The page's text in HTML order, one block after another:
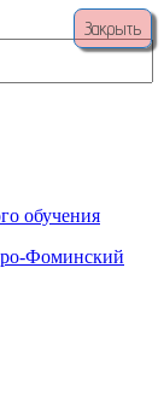
обучения
Фоминский
Закрыть